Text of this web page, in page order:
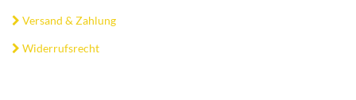
Versand & Zahlung
Widerrufsrecht